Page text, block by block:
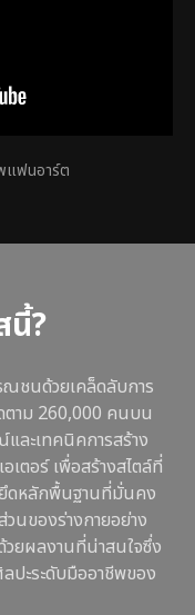
แฟนอาร์ต
นี้?
ณชนด้วยเคล็ดลับการ
ตาม 260,000 คนบน
ละเทคนิคการสร้าง
เตอร์ เพื่อสร้างสไตล์ที่
ดหลักพื้นฐานที่มั่นคง
นของร่างกายอย่าง
ยผลงานที่น่าสนใจซึ่ง
ะระดับมืออาชีพของ